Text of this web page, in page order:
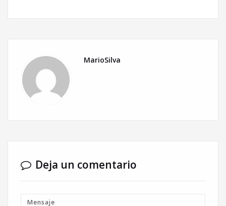
MarioSilva
Deja un comentario